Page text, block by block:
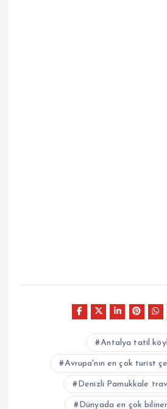
Antalya tatil
Avrupa'nın en çok turist
Denizli Pamukkale
Dünyada en çok